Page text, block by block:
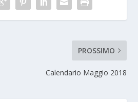
PROSSIMO
Calendario Maggio 2018